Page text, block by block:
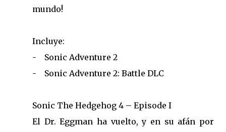
mundo!
Incluye:
- Sonic Adventure 2
- Sonic Adventure 2: Battle DLC
Sonic The Hedgehog 4 – Episode I
El Dr. Eggman ha vuelto, y en su afán por